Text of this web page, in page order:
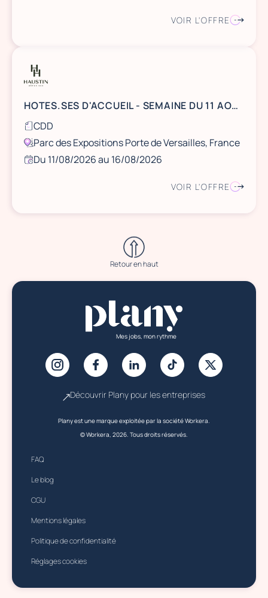
VOIR L'OFFRE
HOTES.SES D'ACCUEIL - SEMAINE DU 11 AOUT- EWC 2026 - PORTE DE VERSAILLES
CDD
Parc des Expositions Porte de Versailles, France
Du 11/08/2026 au 16/08/2026
VOIR L'OFFRE
Retour en haut
Mes jobs, mon rythme
Découvrir Plany pour les entreprises
Plany est une marque exploitée par la société Workera.
© Workera, 2026. Tous droits réservés.
FAQ
Le blog
CGU
Mentions légales
Politique de confidentialité
Réglages cookies